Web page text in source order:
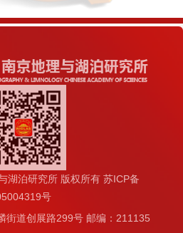
湖泊研究所 版权所有 苏ICP备
号
街道创展路299号 邮编：211135